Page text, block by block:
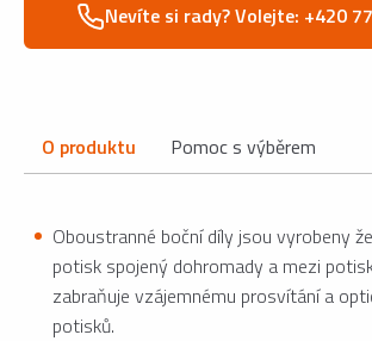
Nevíte si rady? Volejte: +420
O produktu Pomoc s výběrem
Oboustranné boční díly jsou vyrobeny
potisk spojený dohromady a mezi
zabraňuje vzájemnému prosvítání a
potisků.